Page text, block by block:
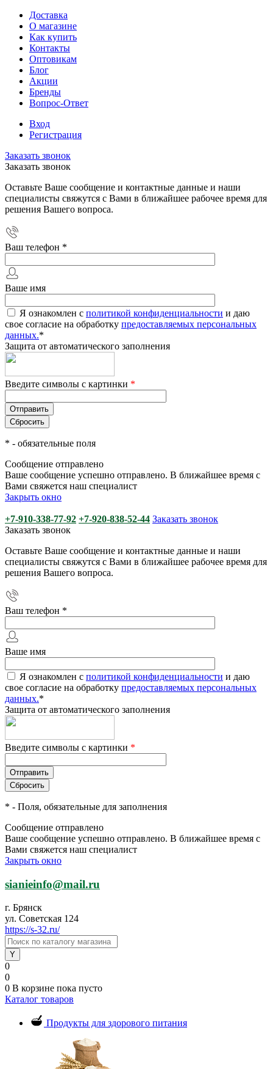
Доставка
О магазине
Как купить
Контакты
Оптовикам
Блог
Акции
Бренды
Вопрос-Ответ
Вход
Регистрация
Заказать звонок
Заказать звонок
Оставьте Ваше сообщение и контактные данные и наши
специалисты свяжутся с Вами в ближайшее рабочее время для
решения Вашего вопроса.
Ваш телефон *
Ваше имя
Я ознакомлен с политикой конфиденциальности и даю
свое согласие на обработку предоставляемых персональных
данных.*
Защита от автоматического заполнения
Введите символы с картинки *
* - обязательные поля
Сообщение отправлено
Ваше сообщение успешно отправлено. В ближайшее время с
Вами свяжется наш специалист
Закрыть окно
+7-910-338-77-92 +7-920-838-52-44 Заказать звонок
Заказать звонок
Оставьте Ваше сообщение и контактные данные и наши
специалисты свяжутся с Вами в ближайшее рабочее время для
решения Вашего вопроса.
Ваш телефон *
Ваше имя
Я ознакомлен с политикой конфиденциальности и даю
свое согласие на обработку предоставляемых персональных
данных.*
Защита от автоматического заполнения
Введите символы с картинки *
* - Поля, обязательные для заполнения
Сообщение отправлено
Ваше сообщение успешно отправлено. В ближайшее время с
Вами свяжется наш специалист
Закрыть окно
sianieinfo@mail.ru
г. Брянск
ул. Советская 124
https://s-32.ru/
0
0
0 В корзине пока пусто
Каталог товаров
Продукты для здорового питания